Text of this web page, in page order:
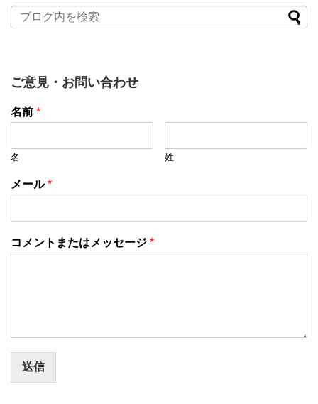
ご意見・お問い合わせ
名前 *
名 姓
メール*
コメントまたはメッセージ *
送信